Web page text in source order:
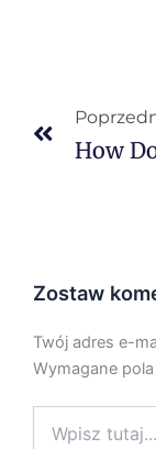
Zostaw
Twój adres e-
Wymagane
tutaj...